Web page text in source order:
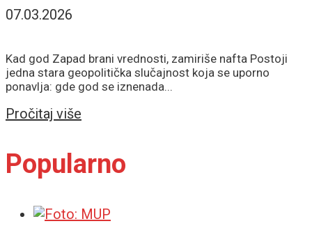
07.03.2026
Kad god Zapad brani vrednosti, zamiriše nafta Postoji
jedna stara geopolitička slučajnost koja se uporno
ponavlja: gde god se iznenada...
Pročitaj više
Popularno